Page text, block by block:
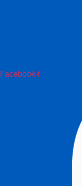
Facebook-f